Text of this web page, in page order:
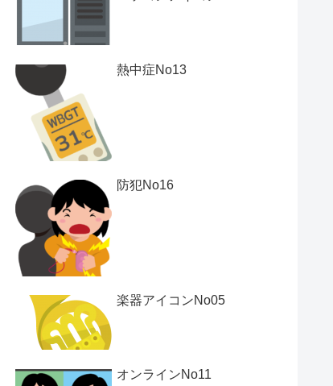
熱中症No13
防犯No16
楽器アイコンNo05
オンラインNo11